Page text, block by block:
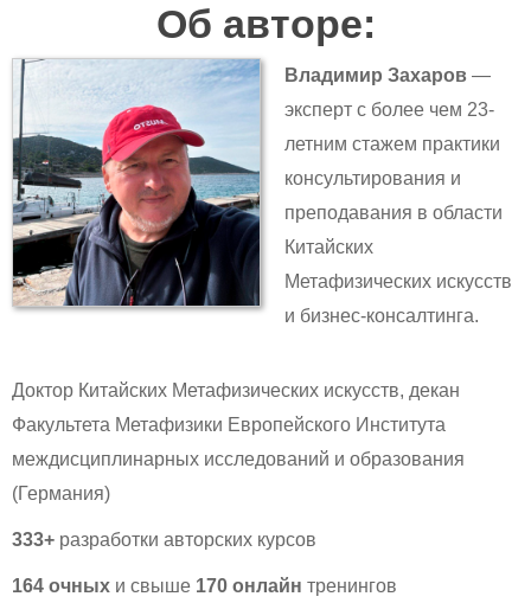
Об авторе:
Владимир Захаров —
эксперт с более чем 23-
летним стажем практики
консультирования и
преподавания в области
Китайских
Метафизических искусств
и бизнес-консалтинга.
Доктор Китайских Метафизических искусств, декан
Факультета Метафизики Европейского Института
междисциплинарных исследований и образования
(Германия)
333+ разработки авторских курсов
164 очных и свыше 170 онлайн тренингов